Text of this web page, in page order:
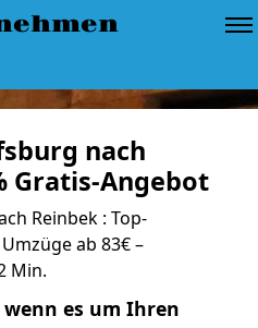
nach
Gratis-Angebot
Reinbek : Top-
ab 83€ –
Min.
es um Ihren